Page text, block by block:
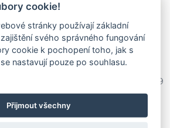
Světlík
1 339
cookie!
stránky používají základní
svého správného fungování
cookie k pochopení toho, jak s
nastavují pouze po souhlasu.
Přijmout všechny